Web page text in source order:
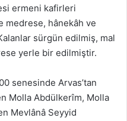
ermeni kafirleri
medrese, hânekâh ve
Kalanlar sürgün edilmiş, mal
yerle bir edilmiştir.
senesinde Arvas’tan
Molla Abdülkerîm, Molla
Mevlânâ Seyyid